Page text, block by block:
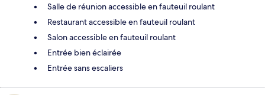
Salle de réunion accessible en fauteuil roulant
Restaurant accessible en fauteuil roulant
Salon accessible en fauteuil roulant
Entrée bien éclairée
Entrée sans escaliers